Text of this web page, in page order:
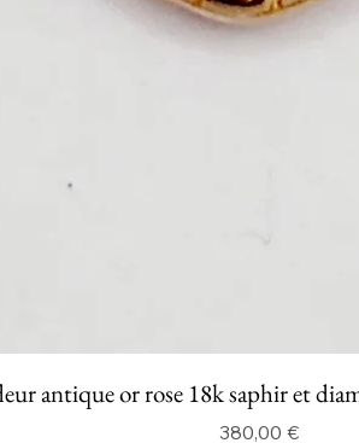
antique or rose 18k saphir et
Prix
380,00 €